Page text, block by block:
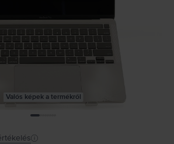
Valós képek a termékről